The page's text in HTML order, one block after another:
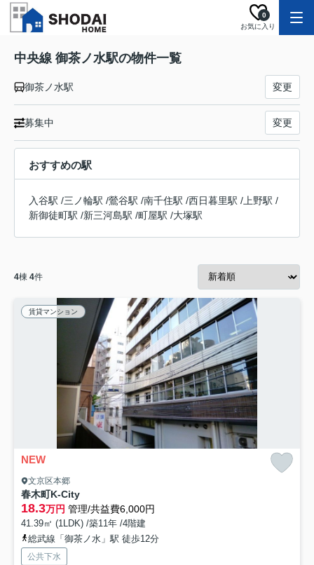
お気に入り
0
中央線 御茶ノ水駅の物件一覧
御茶ノ水駅 変更
募集中 変更
おすすめの駅
入谷駅 /三ノ輪駅 /鶯谷駅 /南千住駅 /西日暮里駅 / 上野駅 /
新御徒町駅 /新三河島駅 /町屋駅 /大塚駅
4棟 4件
賃貸マンション
NEW
文京区本郷
春木町K-City
18.3万円 管理/共益費6,000円
41.39㎡ (1LDK) /築11年 /4階建
総武線「御茶ノ水」駅 徒歩12分
公共下水